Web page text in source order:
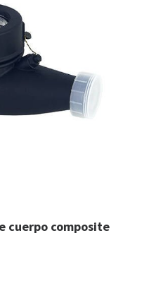
cuerpo composite